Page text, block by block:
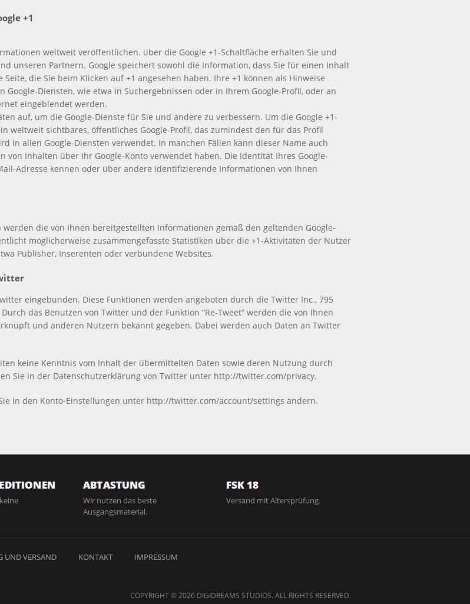
+1
weltweit veröffentlichen. über die Google +1-Schaltfläche erhalten Sie und
unseren Partnern. Google speichert sowohl die Information, dass Sie für einen Inhalt
die Sie beim Klicken auf +1 angesehen haben. Ihre +1 können als Hinweise
Diensten, wie etwa in Suchergebnissen oder in Ihrem Google-Profil, oder an
eingeblendet werden.
auf, um die Google-Dienste für Sie und andere zu verbessern. Um die Google +1-
weltweit sichtbares, öffentliches Google-Profil, das zumindest den für das Profil
in allen Google-Diensten verwendet. In manchen Fällen kann dieser Name auch
von Inhalten über Ihr Google-Konto verwendet haben. Die Identität Ihres Google-
Adresse kennen oder über andere identifizierende Informationen von Ihnen
die von Ihnen bereitgestellten Informationen gemäß den geltenden Google-
möglicherweise zusammengefasste Statistiken über die +1-Aktivitäten der Nutzer
Publisher, Inserenten oder verbundene Websites.
eingebunden. Diese Funktionen werden angeboten durch die Twitter Inc., 795
Durch das Benutzen von Twitter und der Funktion “Re-Tweet” werden die von Ihnen
und anderen Nutzern bekannt gegeben. Dabei werden auch Daten an Twitter
keine Kenntnis vom Inhalt der übermittelten Daten sowie deren Nutzung durch
Sie in der Datenschutzerklärung von Twitter unter http://twitter.com/privacy.
in den Konto-Einstellungen unter http://twitter.com/account/settings ändern.
ABTASTUNG
Wir nutzen das beste
Ausgangsmaterial.
FSK 18
Versand mit Altersprüfung.
UND VERSAND KONTAKT IMPRESSUM
COPYRIGHT © 2026 DIGIDREAMS STUDIOS. ALL RIGHTS RESERVED.